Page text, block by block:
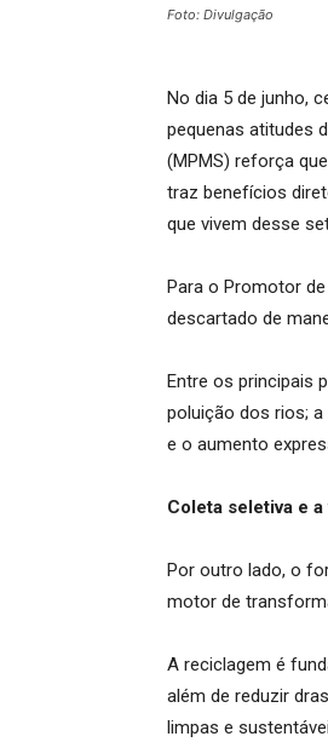
Foto: Divulgação
No dia 5 de junho,
pequenas atitudes
(MPMS) reforça
traz benefícios
que vivem desse
Para o Promotor
descartado de
Entre os principais
poluição dos rios;
e o aumento
Coleta seletiva e
Por outro lado, o
motor de
A reciclagem é
além de reduzir
limpas e